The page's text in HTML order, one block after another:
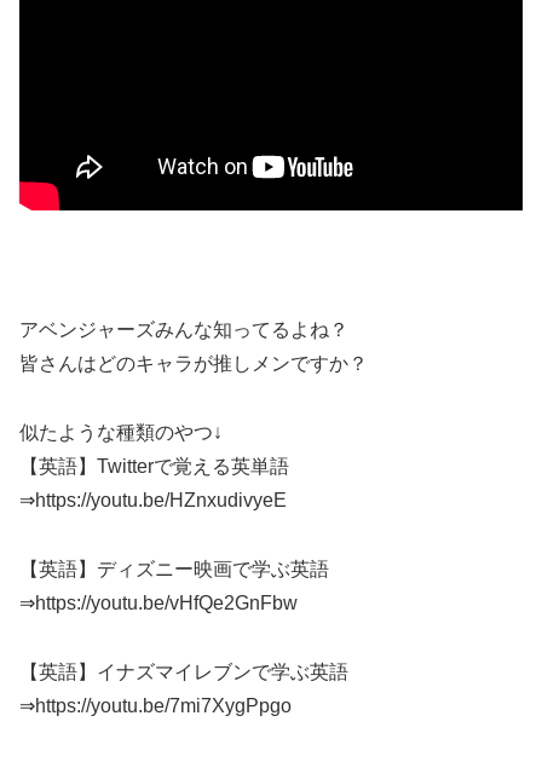
アベンジャーズみんな知ってるよね？
皆さんはどのキャラが推しメンですか？
似たような種類のやつ↓
【英語】Twitterで覚える英単語
⇒https://youtu.be/HZnxudivyeE
【英語】ディズニー映画で学ぶ英語
⇒https://youtu.be/vHfQe2GnFbw
【英語】イナズマイレブンで学ぶ英語
⇒https://youtu.be/7mi7XygPpgo